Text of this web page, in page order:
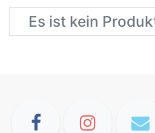
Es ist kein